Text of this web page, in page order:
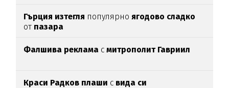
Гърция изтегля популярно ягодово сладко
от пазара
Фалшива реклама смитрополит Гавриил
Краси Радков плаши с вида си